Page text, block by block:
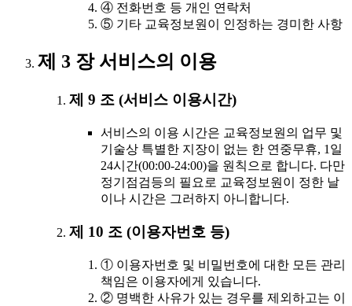
④ 전화번호 등 개인 연락처
⑤ 기타 교육정보원이 인정하는 경미한 사항
제 3 장 서비스의 이용
제 9 조 (서비스 이용시간)
서비스의 이용 시간은 교육정보원의 업무 및
기술상 특별한 지장이 없는 한 연중무휴, 1일
24시간(00:00-24:00)을 원칙으로 합니다. 다만
정기점검등의 필요로 교육정보원이 정한 날
이나 시간은 그러하지 아니합니다.
제 10 조 (이용자번호 등)
① 이용자번호 및 비밀번호에 대한 모든 관리
책임은 이용자에게 있습니다.
② 명백한 사유가 있는 경우를 제외하고는 이